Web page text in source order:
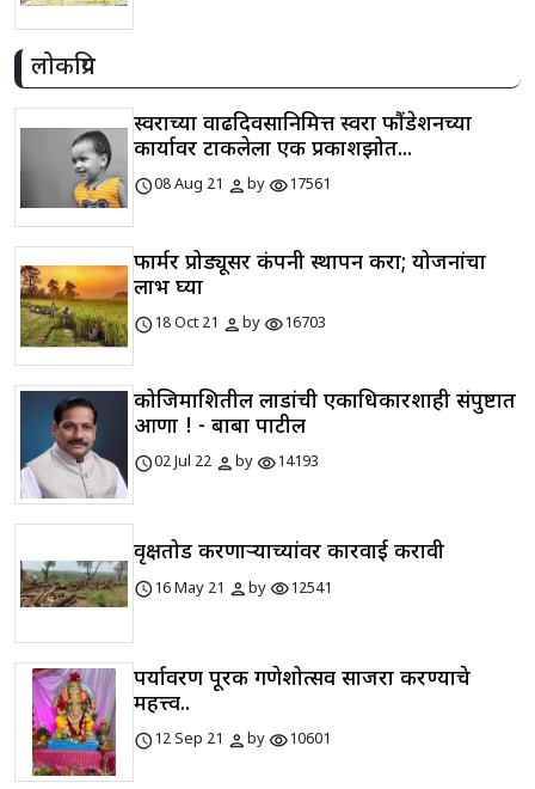
लोकप्रिय
स्वराच्या वाढदिवसानिमित्त स्वरा फौंडेशनच्या
कार्यावर टाकलेला एक प्रकाशझोत...
schedule08 Aug 21 personbyvisibility17561
फार्मर प्रोड्यूसर कंपनी स्थापन करा; योजनांचा
लाभ घ्या
schedule18 Oct 21 personbyvisibility16703
कोजिमाशितील लाडांची एकाधिकारशाही संपुष्टात
आणा ! - बाबा पाटील
schedule02 Jul 22 personbyvisibility14193
वृक्षतोड करणाऱ्याच्यांवर कारवाई करावी
schedule16 May 21 personbyvisibility12541
पर्यावरण पूरक गणेशोत्सव साजरा करण्याचे
महत्त्व..
schedule12 Sep 21 personbyvisibility10601